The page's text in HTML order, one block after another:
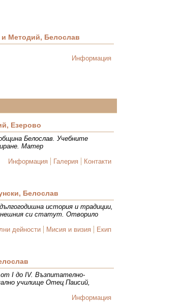
Методий, Белослав
Информация
Езерово
Белослав. Учебните
Матер
Информация
Галерия Контакти
Белослав
история и традиции,
си статут. Отворило
дейности Мисия и визия Екип
от I до IV. Възпитателно-
училище Отец Паисий,
Информация